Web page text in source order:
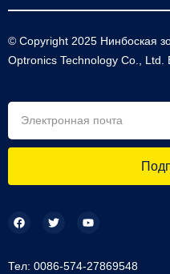
© Copyright 2025 Нинбоская
Optronics Technology Co.,
Тел: 0086-574-27869548